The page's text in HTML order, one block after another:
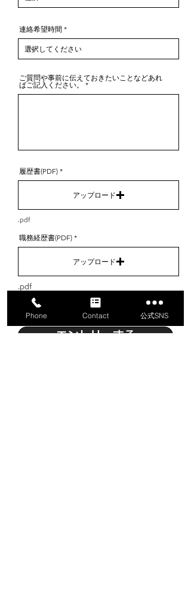
連絡希望時間
ご質問や事前に伝えておきたいことなどあれ
ばご記入ください。
履歴書(PDF)
アップロード
.pdf
職務経歴書(PDF)
アップロード
.pdf
エントリーする
Phone Contact 公式SNS